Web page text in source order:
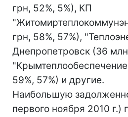
грн, 52%, 5%), КП
грн, 58%, 57%),
Днепропетровск (36
59%, 57%) и другие.
Наибольшую
первого ноября 2010 г.)